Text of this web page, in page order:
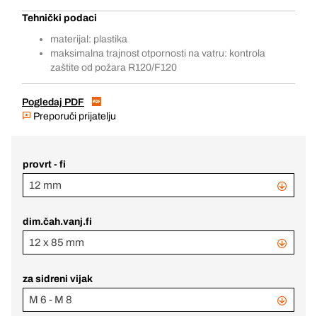
Tehnički podaci
materijal: plastika
maksimalna trajnost otpornosti na vatru: kontrola
zaštite od požara R120/F120
Pogledaj PDF
Preporuči prijatelju
provrt - fi
12 mm
dim.čah.vanj.fi
12 x 85 mm
za sidreni vijak
M 6 - M 8